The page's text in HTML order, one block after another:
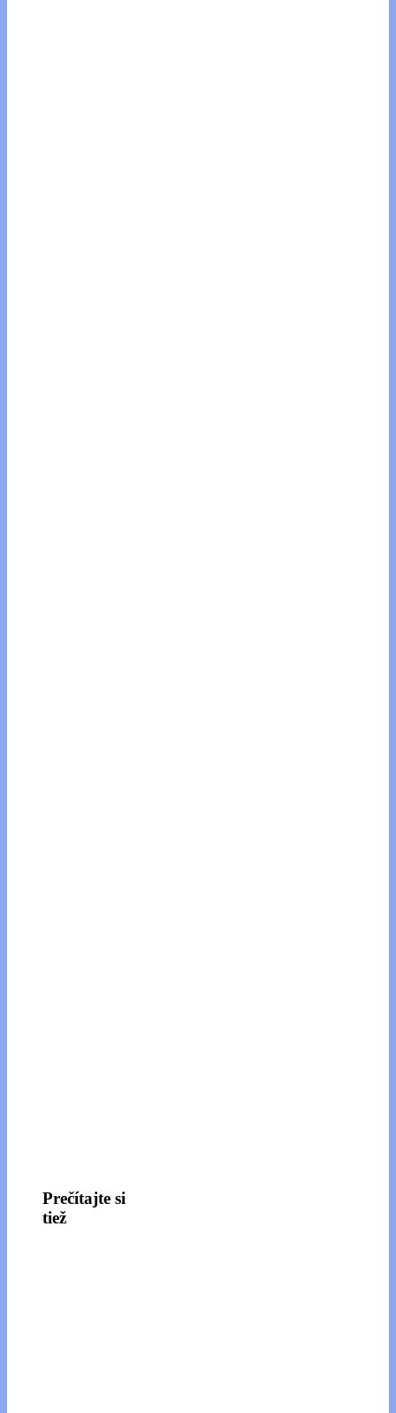
Prečítajte si
tiež